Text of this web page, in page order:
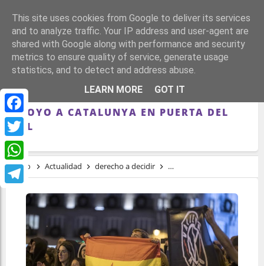
Facebook
Twitter
WhatsApp
Telegram
DANIEL CUMPLE DOS MESES EN PRISIÓN
PREVENTIVA POR LA CONCENTRACIÓN DE
APOYO A CATALUNYA EN PUERTA DEL
SOL
Inicio Actualidad derecho a decidir Proceso Constituyente
This site uses cookies from Google to deliver its services
and to analyze traffic. Your IP address and user-agent are
shared with Google along with performance and security
metrics to ensure quality of service, generate usage
statistics, and to detect and address abuse.
LEARN MORE
GOT IT